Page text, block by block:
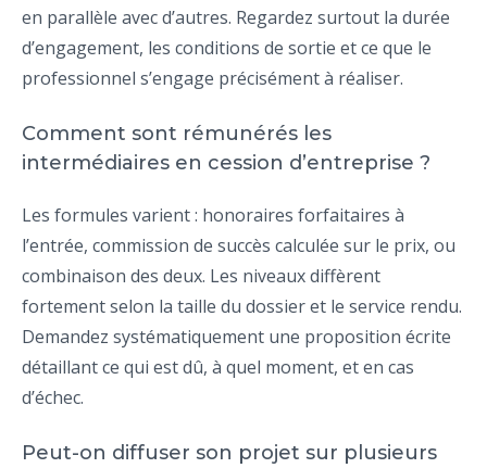
en parallèle avec d’autres. Regardez surtout la durée
d’engagement, les conditions de sortie et ce que le
professionnel s’engage précisément à réaliser.
Comment sont rémunérés les
intermédiaires en cession d’entreprise ?
Les formules varient : honoraires forfaitaires à
l’entrée, commission de succès calculée sur le prix, ou
combinaison des deux. Les niveaux diffèrent
fortement selon la taille du dossier et le service rendu.
Demandez systématiquement une proposition écrite
détaillant ce qui est dû, à quel moment, et en cas
d’échec.
Peut-on diffuser son projet sur plusieurs